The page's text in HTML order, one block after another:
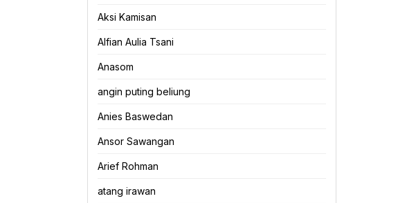
Aksi Kamisan
Alfian Aulia Tsani
Anasom
angin puting beliung
Anies Baswedan
Ansor Sawangan
Arief Rohman
atang irawan